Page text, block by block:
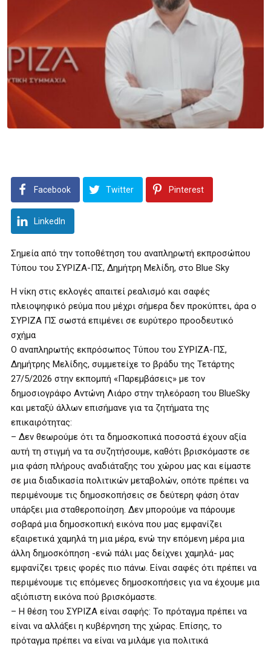
Facebook Twitter Pinterest
LinkedIn
Σημεία από την τοποθέτηση του αναπληρωτή εκπροσώπου
Τύπου του ΣΥΡΙΖΑ-ΠΣ, Δημήτρη Μελίδη, στο Blue Sky
Η νίκη στις εκλογές απαιτεί ρεαλισμό και σαφές
πλειοψηφικό ρεύμα που μέχρι σήμερα δεν προκύπτει, άρα ο
ΣΥΡΙΖΑ ΠΣ σωστά επιμένει σε ευρύτερο προοδευτικό
σχήμα
Ο αναπληρωτής εκπρόσωπος Τύπου του ΣΥΡΙΖΑ-ΠΣ,
Δημήτρης Μελίδης, συμμετείχε το βράδυ της Τετάρτης
27/5/2026 στην εκπομπή «Παρεμβάσεις» με τον
δημοσιογράφο Αντώνη Λιάρο στην τηλεόραση του BlueSky
και μεταξύ άλλων επισήμανε για τα ζητήματα της
επικαιρότητας:
– Δεν θεωρούμε ότι τα δημοσκοπικά ποσοστά έχουν αξία
αυτή τη στιγμή να τα συζητήσουμε, καθότι βρισκόμαστε σε
μια φάση πλήρους αναδιάταξης του χώρου μας και είμαστε
σε μια διαδικασία πολιτικών μεταβολών, οπότε πρέπει να
περιμένουμε τις δημοσκοπήσεις σε δεύτερη φάση όταν
υπάρξει μια σταθεροποίηση. Δεν μπορούμε να πάρουμε
σοβαρά μια δημοσκοπική εικόνα που μας εμφανίζει
εξαιρετικά χαμηλά τη μια μέρα, ενώ την επόμενη μέρα μια
άλλη δημοσκόπηση -ενώ πάλι μας δείχνει χαμηλά- μας
εμφανίζει τρεις φορές πιο πάνω. Είναι σαφές ότι πρέπει να
περιμένουμε τις επόμενες δημοσκοπήσεις για να έχουμε μια
αξιόπιστη εικόνα πού βρισκόμαστε.
– Η θέση του ΣΥΡΙΖΑ είναι σαφής: Το πρόταγμα πρέπει να
είναι να αλλάξει η κυβέρνηση της χώρας. Επίσης, το
πρόταγμα πρέπει να είναι να μιλάμε για πολιτικά